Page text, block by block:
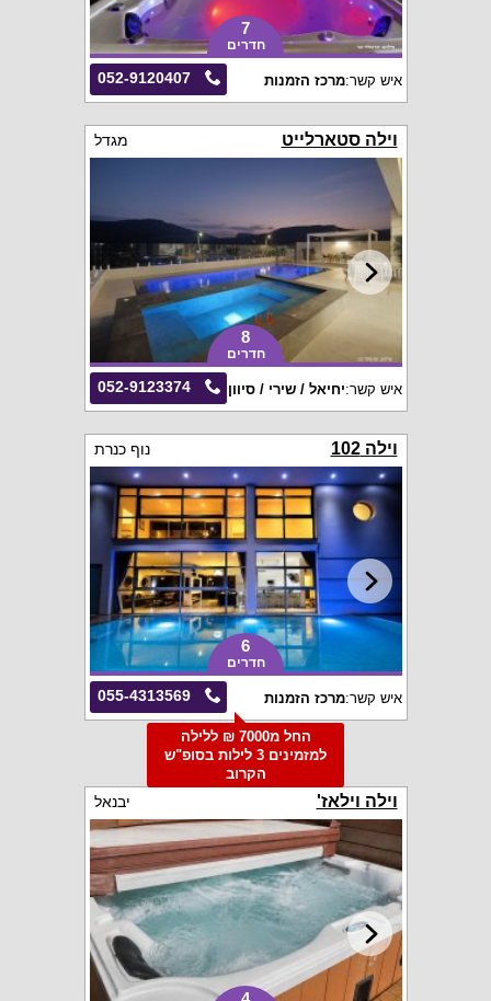
7
חדרים
052-9120407 איש קשר:מרכז הזמנות
וילה סטארלייט מגדל
8
חדרים
052-9123374 איש קשר:יחיאל / שירי / סיוון
וילה 102 נוף כנרת
6
חדרים
055-4313569 איש קשר:מרכז הזמנות
החל מ7000 ₪ ללילה
למזמינים 3 לילות בסופ"ש
הקרוב
וילה וילאז' יבנאל